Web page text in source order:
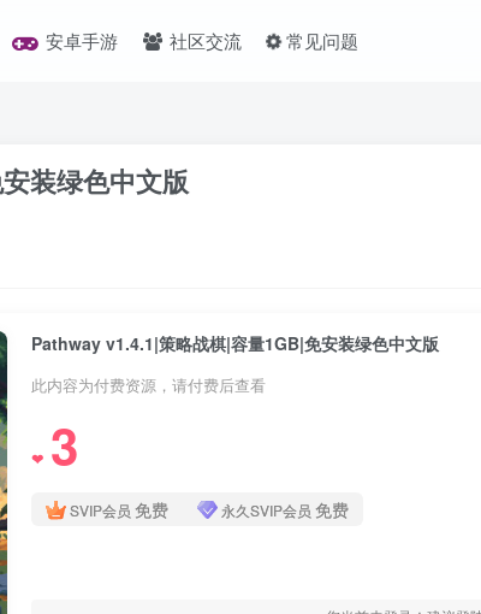
安卓手游 社区交流 常见问题
装绿色中文版
Pathway v1.4.1|策略战棋|容量1GB|免安装绿色中文版
此内容为付费资源，请付费后查看
❤ 3
SVIP会员 免费 永久SVIP会员 免费